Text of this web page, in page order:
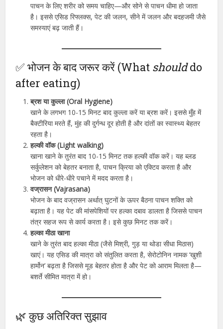
पाचन के लिए शरीर को समय चाहिए—और सोने से पाचन धीमा हो जाता
है। इससे एसिड रिफ्लक्स, पेट की जलन, सीने में जलन और बदहजमी जैसे
समस्याएं बढ़ जाती हैं।
✅ भोजन के बाद जरूर करें (What shoulddo
after eating)
ब्रश या कुल्ला (Oral Hygiene)
खाने के लगभग 10-15 मिनट बाद कुल्ला करें या ब्रश करें। इससे मुँह में
बैक्टीरिया मरते हैं, मुंह की दुर्गन्ध दूर होती है और दांतों का स्वास्थ्य बेहतर
रहता है।
हल्की वॉक (Light walking)
खाना खाने के तुरंत बाद 10-15 मिनट तक हल्की वॉक करें। यह ब्लड
सर्कुलेशन को बेहतर बनाता है, पाचन क्रिया को एक्टिव करता है और
भोजन को धीरे-धीरे पचाने में मदद करता है।
वज्रासन (Vajrasana)
भोजन के बाद वज्रासन अर्थात् घुटनों के ऊपर बैठना पाचन शक्ति को
बढ़ाता है। यह पेट की मांसपेशियों पर हल्का दबाव डालता है जिससे पाचन
तंत्र सहज रूप से कार्य करता है। इसे कुछ मिनट तक करें।
हल्का मीठा खाना
खाने के तुरंत बाद हल्का मीठा (जैसे मिश्री, गुड़ या थोडा सीधा मिठास)
खाएं। यह एसिड की मात्रा को संतुलित करता है, सेरोटोनिन नामक ‘खुशी
हार्मोन’ बढ़ता है जिससे मूड बेहतर होता है और पेट को आराम मिलता है—
बशर्ते सीमित मात्रा में हो।
🌿 कुछ अतिरिक्त सुझाव